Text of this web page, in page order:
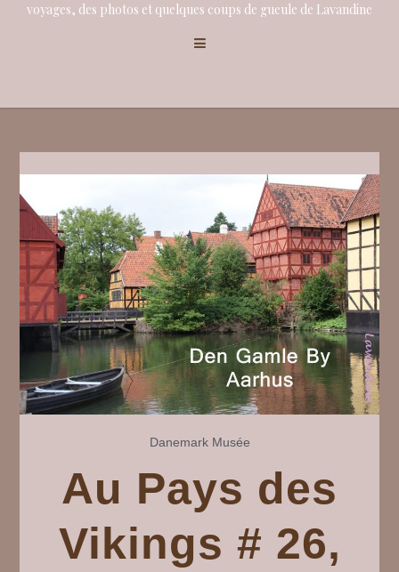
voyages, des photos et quelques coups de gueule de Lavandine
Danemark Musée
Au Pays des
Vikings # 26,